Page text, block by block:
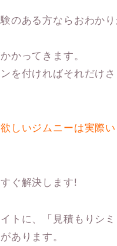
のある方ならおわかり
かってきます。
を付ければそれだけ
欲しいジムニーは実際
ぐ解決します!
トに、「見積もりシミ
あります。